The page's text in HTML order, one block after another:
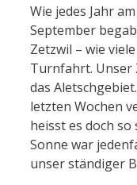
Wie jedes Jahr
September
Zetzwil – wie
Turnfahrt. Unser
das
letzten Wochen
heisst es doch so
Sonne war
unser ständiger